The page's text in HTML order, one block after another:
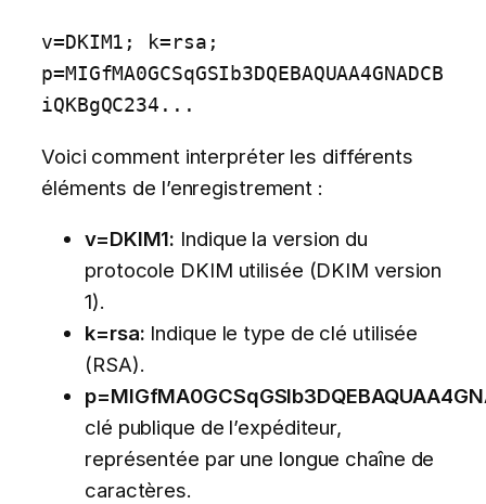
v=DKIM1; k=rsa;
p=MIGfMA0GCSqGSIb3DQEBAQUAA4GNADCB
iQKBgQC234...
Voici comment interpréter les différents
éléments de l’enregistrement :
v=DKIM1: Indique la version du
protocole DKIM utilisée (DKIM version
1).
k=rsa: Indique le type de clé utilisée
(RSA).
clé publique de l’expéditeur,
représentée par une longue chaîne de
caractères.